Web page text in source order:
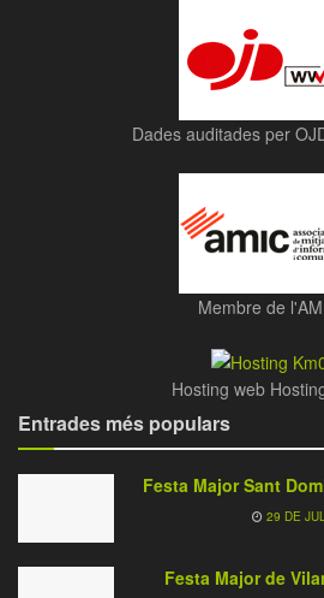
Dades auditades per
Membre de
Hosting web
Entrades més populars
Festa Major Sant
29 DE
Festa Major de